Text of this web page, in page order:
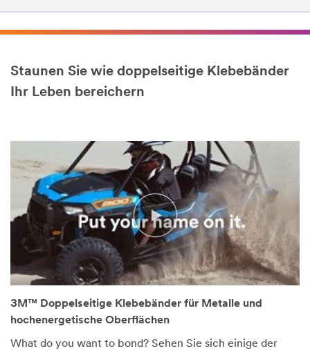
Staunen Sie wie doppelseitige Klebebänder
Ihr Leben bereichern
3M™ Doppelseitige Klebebänder für Metalle und
hochenergetische Oberflächen
What do you want to bond? Sehen Sie sich einige der